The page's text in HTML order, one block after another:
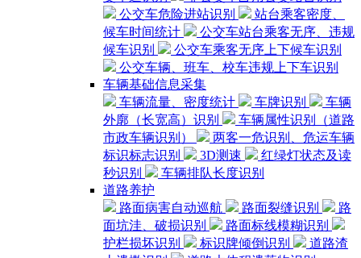
公交车危险进站识别
站台乘客密度、
候车时间统计
公交车站台乘客无序、违规
候车识别
公交车乘客无序上下候车识别
公交车辆、班车、校车违规上下车识别
车辆基础信息采集
车辆流量、密度统计
车牌识别
车辆
外廓（长宽高）识别
车辆属性识别（道路
市政车辆识别）
两客一危识别、危运车辆
标识标志识别
3D测速
红绿灯状态及读
秒识别
车辆排队长度识别
道路养护
路面病害自动巡航
路面裂缝识别
路
面坑洼、破损识别
路面标线模糊识别
护栏损坏识别
标识牌倾倒识别
道路渣